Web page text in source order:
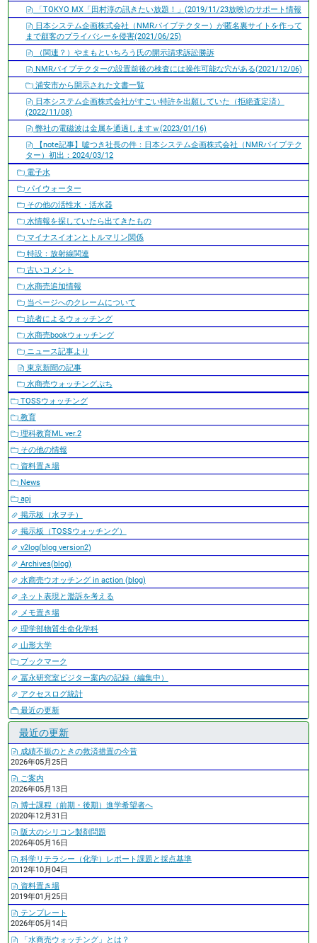
「TOKYO MX「田村淳の訊きたい放題！」(2019/11/23放映)のサポート情報
日本システム企画株式会社（NMRパイプテクター）が匿名裏サイトを作って
まで顧客のプライバシーを侵害(2021/06/25)
（関連？）やまもといちろう氏の開示請求訴訟勝訴
NMRパイプテクターの設置前後の検査には操作可能な穴がある(2021/12/06)
浦安市から開示された文書一覧
日本システム企画株式会社がすごい特許を出願していた（拒絶査定済）
(2022/11/08)
弊社の電磁波は金属を通過しますｗ(2023/01/16)
【note記事】嘘つき社長の件：日本システム企画株式会社（NMRパイプテク
ター）初出：2024/03/12
電子水
パイウォーター
その他の活性水・活水器
水情報を探していたら出てきたもの
マイナスイオンとトルマリン関係
特設：放射線関連
古いコメント
水商売追加情報
当ページへのクレームについて
読者によるウォッチング
水商売bookウォッチング
ニュース記事より
東京新聞の記事
水商売ウォッチングぷち
TOSSウォッチング
教育
理科教育ML ver.2
その他の情報
資料置き場
News
apj
掲示板（水ヲチ）
掲示板（TOSSウォッチング）
v2log(blog version2)
Archives(blog)
水商売ウオッチング in action (blog)
ネット表現と濫訴を考える
メモ置き場
理学部物質生命化学科
山形大学
ブックマーク
冨永研究室ビジター案内の記録（編集中）
アクセスログ統計
最近の更新
最近の更新
成績不振のときの救済措置の今昔
2026年05月25日
ご案内
2026年05月13日
博士課程（前期・後期）進学希望者へ
2020年12月31日
阪大のシリコン製剤問題
2026年05月16日
科学リテラシー（化学）レポート課題と採点基準
2012年10月04日
資料置き場
2019年01月25日
テンプレート
2026年05月14日
「水商売ウォッチング」とは？